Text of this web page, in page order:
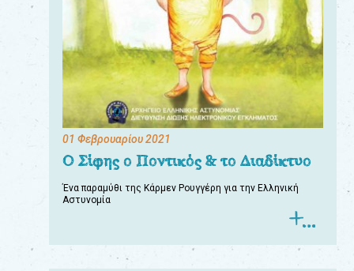
01 Φεβρουαρίου 2021
Ο Σίφης ο Ποντικός & το Διαδίκτυο
Ένα παραμύθι της Κάρμεν Ρουγγέρη για την Ελληνική
Αστυνομία